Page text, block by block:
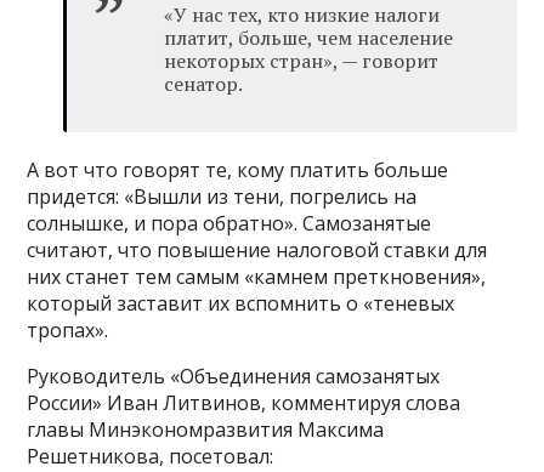
«У нас тех, кто низкие налоги
платит, больше, чем население
некоторых стран», — говорит
сенатор.
А вот что говорят те, кому платить больше
придется: «Вышли из тени, погрелись на
солнышке, и пора обратно». Самозанятые
считают, что повышение налоговой ставки для
них станет тем самым «камнем преткновения»,
который заставит их вспомнить о «теневых
тропах».
Руководитель «Объединения самозанятых
России» Иван Литвинов, комментируя слова
главы Минэкономразвития Максима
Решетникова, посетовал: